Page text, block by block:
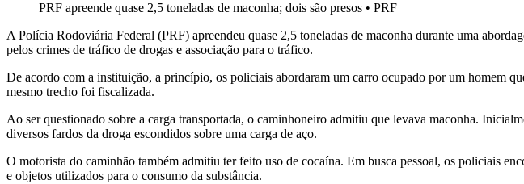
PRF apreende quase 2,5 toneladas de maconha; dois são presos • PRF
A Polícia Rodoviária Federal (PRF) apreendeu quase 2,5 toneladas de maconha durante uma
pelos crimes de tráfico de drogas e associação para o tráfico.
De acordo com a instituição, a princípio, os policiais abordaram um carro ocupado por um homem
mesmo trecho foi fiscalizada.
Ao ser questionado sobre a carga transportada, o caminhoneiro admitiu que levava maconha.
diversos fardos da droga escondidos sobre uma carga de aço.
O motorista do caminhão também admitiu ter feito uso de cocaína. Em busca pessoal, os policiais
e objetos utilizados para o consumo da substância.